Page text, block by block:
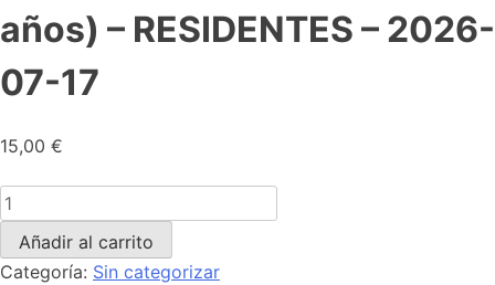
años) – RESIDENTES – 2026-
07-17
15,00 €
Añadir al carrito
Categoría: Sin categorizar